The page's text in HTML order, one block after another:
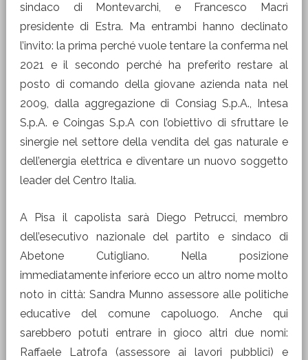
sindaco di Montevarchi, e Francesco Macrì
presidente di Estra. Ma entrambi hanno declinato
l’invito: la prima perché vuole tentare la conferma nel
2021 e il secondo perché ha preferito restare al
posto di comando della giovane azienda nata nel
2009, dalla aggregazione di Consiag S.p.A., Intesa
S.p.A. e Coingas S.p.A con l’obiettivo di sfruttare le
sinergie nel settore della vendita del gas naturale e
dell’energia elettrica e diventare un nuovo soggetto
leader del Centro Italia.
A Pisa il capolista sarà Diego Petrucci, membro
dell’esecutivo nazionale del partito e sindaco di
Abetone Cutigliano. Nella posizione
immediatamente inferiore ecco un altro nome molto
noto in città: Sandra Munno assessore alle politiche
educative del comune capoluogo. Anche qui
sarebbero potuti entrare in gioco altri due nomi:
Raffaele Latrofa (assessore ai lavori pubblici) e